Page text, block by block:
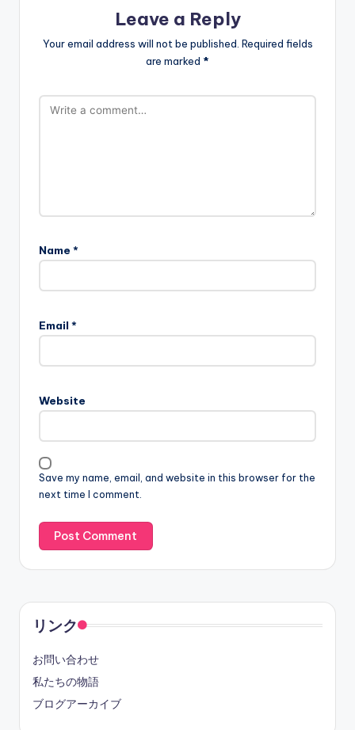
Leave a Reply
Your email address will not be published. Required fields
are marked *
Name *
Email *
Website
Save my name, email, and website in this browser for the
next time I comment.
リンク
お問い合わせ
私たちの物語
ブログアーカイブ